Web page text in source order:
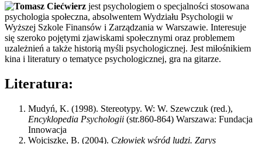
Tomasz Ciećwierz jest psychologiem o specjalności stosowana
psychologia społeczna, absolwentem Wydziału Psychologii w
Wyższej Szkole Finansów i Zarządzania w Warszawie. Interesuje
się szeroko pojętymi zjawiskami społecznymi oraz problemem
uzależnień a także historią myśli psychologicznej. Jest miłośnikiem
kina i literatury o tematyce psychologicznej, gra na gitarze.
Literatura:
Mudyń, K. (1998). Stereotypy. W: W. Szewczuk (red.),
Encyklopedia Psychologii (str.860-864) Warszawa: Fundacja
Innowacja
Wojciszke, B. (2004). Człowiek wśród ludzi. Zarys